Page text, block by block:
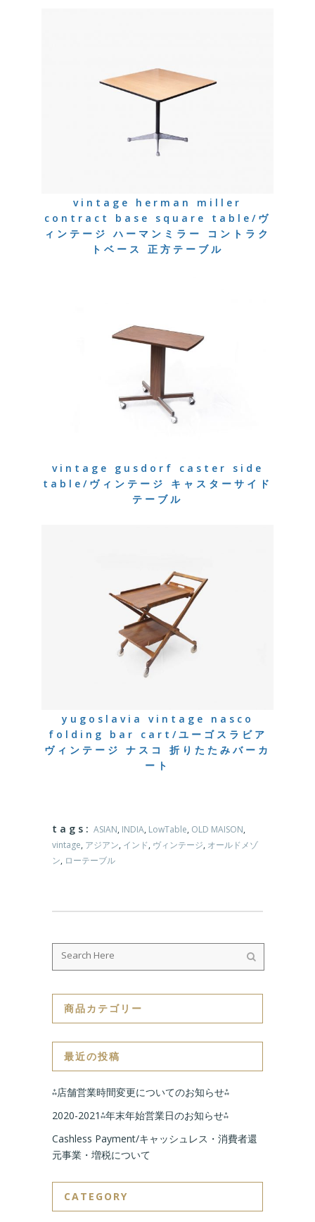
vintage herman miller
contract base square table/ヴ
ィンテージ ハーマンミラー コントラク
トベース 正方テーブル
vintage gusdorf caster side
table/ヴィンテージ キャスターサイド
テーブル
yugoslavia vintage nasco
folding bar cart/ユーゴスラビア
ヴィンテージ ナスコ 折りたたみバーカ
ート
tags: ASIAN, INDIA, LowTable, OLD MAISON,
vintage, アジアン, インド, ヴィンテージ, オールドメゾ
ン, ローテーブル
商品カテゴリー
最近の投稿
⁂店舗営業時間変更についてのお知らせ⁂
2020-2021⁂年末年始営業日のお知らせ⁂
Cashless Payment/キャッシュレス・消費者還
元事業・増税について
CATEGORY